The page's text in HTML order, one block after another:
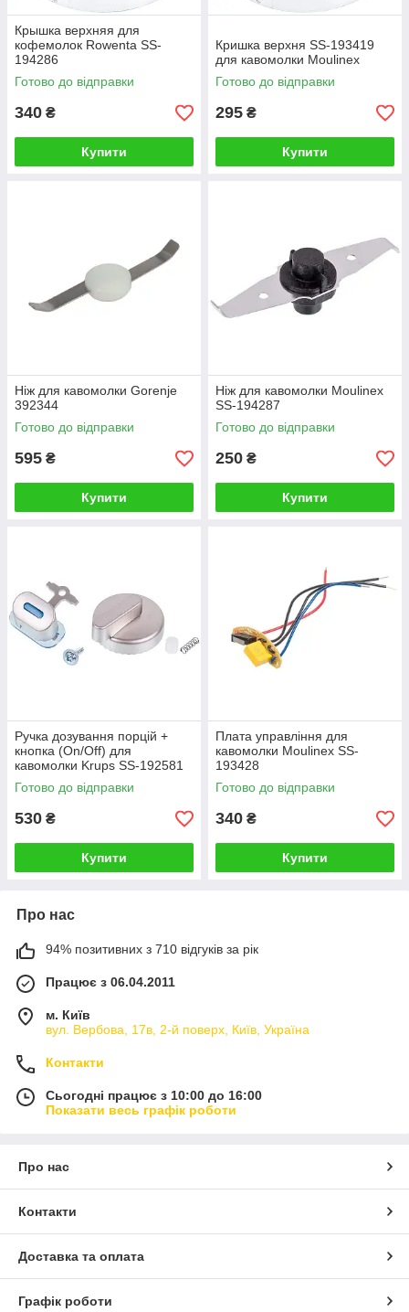
Крышка верхняя для
кофемолок Rowenta SS-
194286
Готово до відправки
340 ₴
Купити
Кришка верхня SS-193419
для кавомолки Moulinex
Готово до відправки
295 ₴
Купити
Ніж для кавомолки Gorenje
392344
Готово до відправки
595 ₴
Купити
Ніж для кавомолки Moulinex
SS-194287
Готово до відправки
250 ₴
Купити
Ручка дозування порцій +
кнопка (On/Off) для
кавомолки Krups SS-192581
Готово до відправки
530 ₴
Купити
Плата управління для
кавомолки Moulinex SS-
193428
Готово до відправки
340 ₴
Купити
Про нас
94% позитивних з 710 відгуків за рік
Працює з 06.04.2011
м. Київ
вул. Вербова, 17в, 2-й поверх, Київ, Україна
Контакти
Сьогодні працює з 10:00 до 16:00
Показати весь графік роботи
Про нас
Контакти
Доставка та оплата
Графік роботи